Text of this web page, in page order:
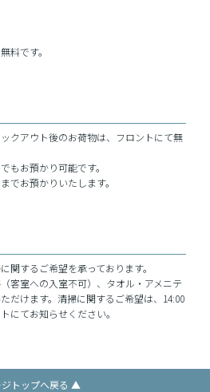
料です。
クアウト後のお荷物は、フロントにて無
もお預かり可能です。
でお預かりいたします。
関するご希望を承っております。
客室への入室不可）、タオル・アメニテ
だけます。清掃に関するご希望は、14:00
にてお知らせください。
ジトップへ戻る ▲